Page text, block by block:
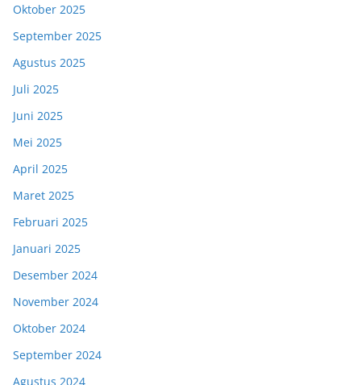
Oktober 2025
September 2025
Agustus 2025
Juli 2025
Juni 2025
Mei 2025
April 2025
Maret 2025
Februari 2025
Januari 2025
Desember 2024
November 2024
Oktober 2024
September 2024
Agustus 2024